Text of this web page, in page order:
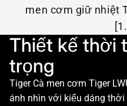
men cơm giữ nhiệt
Thiết kế thời
trọng
Tiger Cà men cơm Tiger
ánh nhìn với kiểu dáng